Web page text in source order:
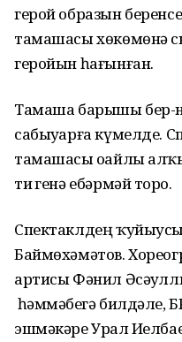
герой образын
тамашасы хөкөмөнә
геройын һағынған.
Тамаша барышы бер-
сабыуҙарға күмелде.
тамашасы оҙайлы
тиҙ генә ебәрмәй торҙо.
Спектаклдең
Баймөхәмәтов.
артисы Фәнил
һәммәбеҙгә билдәле,
эшмәкәре Урал